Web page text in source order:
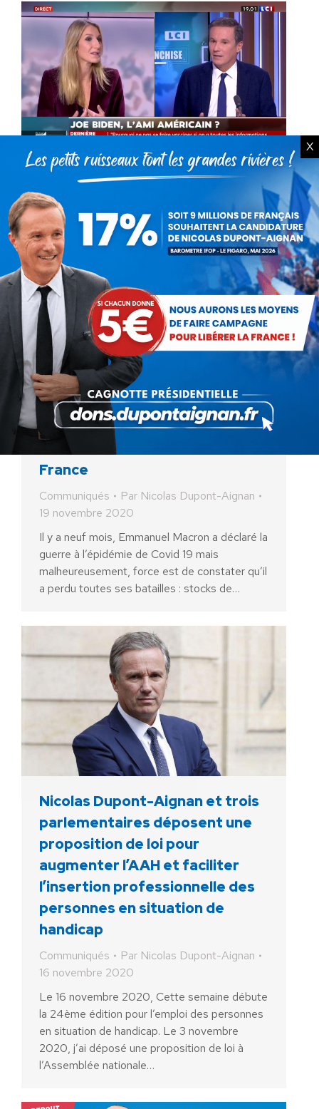
Nicolas Dupont-Aignan invité
sur LCI (22 novembre 2020)
Vidéo ParNicolas Dupont-Aignan
22 novembre 2020
Vaincre le virus sans tuer la
France
Communiqués Par Nicolas Dupont-Aignan
19 novembre 2020
Il y a neuf mois, Emmanuel Macron a déclaré la
guerre à l’épidémie de Covid 19 mais
malheureusement, force est de constater qu’il
a perdu toutes ses batailles : stocks de…
Nicolas Dupont-Aignan et trois
parlementaires déposent une
proposition de loi pour
augmenter l’AAH et faciliter
l’insertion professionnelle des
personnes en situation de
handicap
Communiqués Par Nicolas Dupont-Aignan
16 novembre 2020
Le 16 novembre 2020, Cette semaine débute
la 24ème édition pour l’emploi des personnes
en situation de handicap. Le 3 novembre
2020, j’ai déposé une proposition de loi à
l’Assemblée nationale…
X